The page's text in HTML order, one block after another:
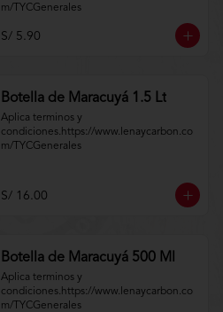
m/TYCGenerales
S/ 5.90
Botella de Maracuyá 1.5 Lt
Aplica terminos y
condiciones.https://www.lenaycarbon.co
m/TYCGenerales
S/ 16.00
Botella de Maracuyá 500 Ml
Aplica terminos y
condiciones.https://www.lenaycarbon.co
m/TYCGenerales